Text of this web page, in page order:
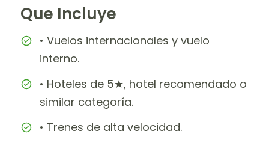
Que Incluye
• Vuelos internacionales y vuelo
interno.
• Hoteles de 5★, hotel recomendado o
similar categoría.
• Trenes de alta velocidad.